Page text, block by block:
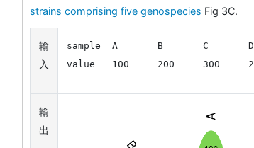
strains comprising five genospecies Fig 3C.
输
入
sample	A	B	C	D	E	F	G	H	I
输
出